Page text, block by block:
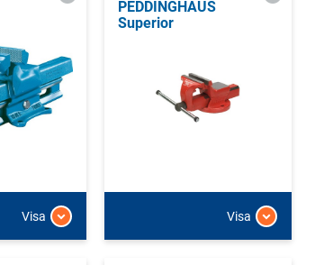
Visa
PEDDINGHAUS
Superior
Visa